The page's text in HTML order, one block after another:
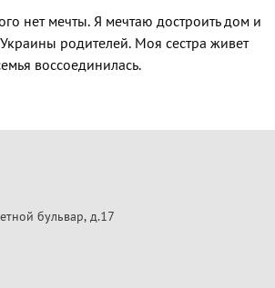
нет мечты. Я мечтаю достроить дом и
родителей. Моя сестра живет
воссоединилась.
бульвар, д.17